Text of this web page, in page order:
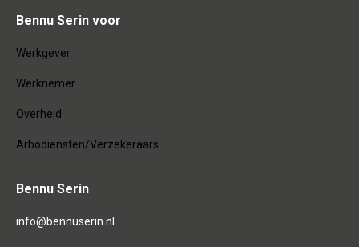
Bennu Serin voor
Werkgever
Werknemer
Overheid
Arbodiensten/Verzekeraars
Bennu Serin
info@bennuserin.nl